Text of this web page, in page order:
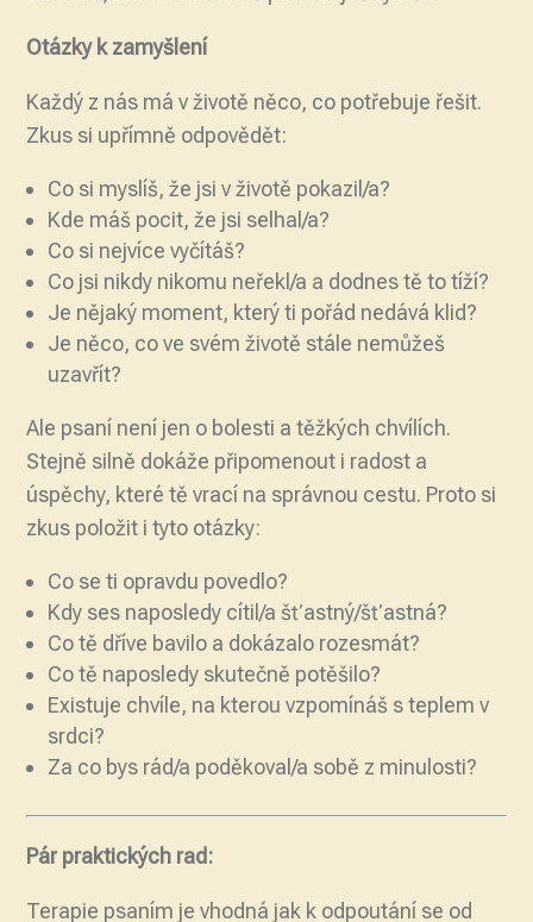
Otázky k zamyšlení
Každý z nás má v životě něco, co potřebuje řešit.
Zkus si upřímně odpovědět:
Co si myslíš, že jsi v životě pokazil/a?
Kde máš pocit, že jsi selhal/a?
Co si nejvíce vyčítáš?
Co jsi nikdy nikomu neřekl/a a dodnes tě to tíží?
Je nějaký moment, který ti pořád nedává klid?
Je něco, co ve svém životě stále nemůžeš
uzavřít?
Ale psaní není jen o bolesti a těžkých chvílích.
Stejně silně dokáže připomenout i radost a
úspěchy, které tě vrací na správnou cestu. Proto si
zkus položit i tyto otázky:
Co se ti opravdu povedlo?
Kdy ses naposledy cítil/a šťastný/šťastná?
Co tě dříve bavilo a dokázalo rozesmát?
Co tě naposledy skutečně potěšilo?
Existuje chvíle, na kterou vzpomínáš s teplem v
srdci?
Za co bys rád/a poděkoval/a sobě z minulosti?
Pár praktických rad:
Terapie psaním je vhodná jak k odpoutání se od